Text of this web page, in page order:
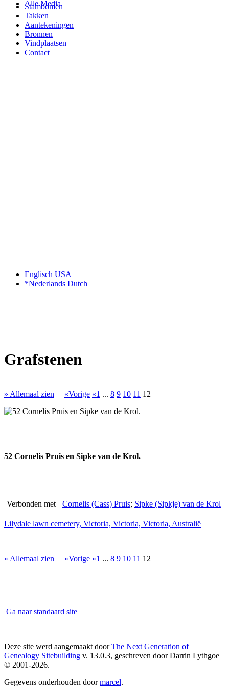
Alle Media
Stambomen
Takken
Aantekeningen
Bronnen
Vindplaatsen
Contact
Englisch USA
*Nederlands Dutch
Grafstenen
» Allemaal zien «Vorige «1 ... 8 9 10 11 12
52 Cornelis Pruis en Sipke van de Krol.
Verbonden met Cornelis (Cass) Pruis; Sipke (Sipkje) van de Krol
Lilydale lawn cemetery, Victoria, Victoria, Victoria, Australië
» Allemaal zien «Vorige «1 ... 8 9 10 11 12
Ga naar standaard site
Deze site werd aangemaakt doorThe Next Generation of
Genealogy Sitebuilding v. 13.0.3, geschreven door Darrin Lythgoe
© 2001-2026.
Gegevens onderhouden doormarcel.